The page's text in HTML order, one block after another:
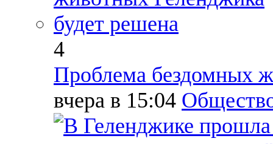
4
Проблема бездомных
вчера в 15:04